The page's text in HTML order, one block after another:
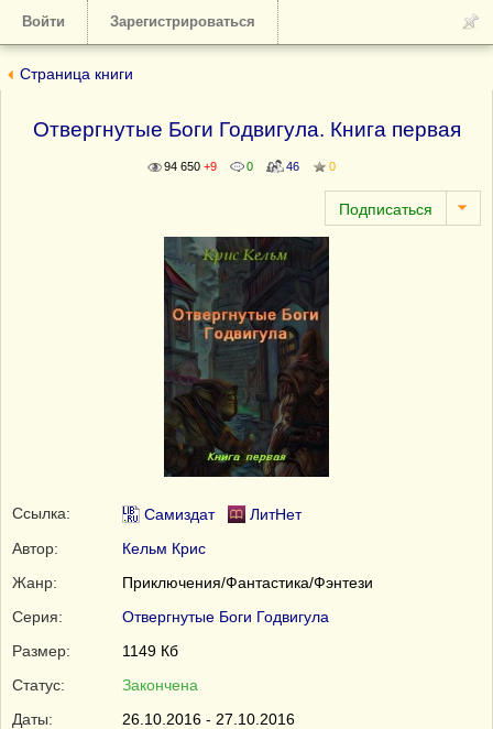
Войти Зарегистрироваться
Страница книги
Отвергнутые Боги Годвигула. Книга первая
94 650 +9 0 46 0
Ссылка: Самиздат
ЛитНет
Автор:
Кельм Крис
Жанр:
Приключения/Фантастика/Фэнтези
Серия:
Отвергнутые Боги Годвигула
Размер:
1149 Кб
Статус:
Закончена
Даты:
26.10.2016 - 27.10.2016